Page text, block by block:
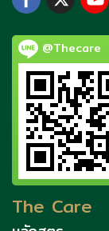
@Thecare
The Care